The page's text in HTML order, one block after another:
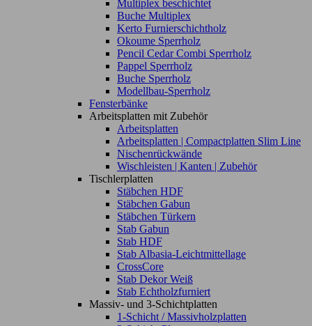
Multiplex beschichtet
Buche Multiplex
Kerto Furnierschichtholz
Okoume Sperrholz
Pencil Cedar Combi Sperrholz
Pappel Sperrholz
Buche Sperrholz
Modellbau-Sperrholz
Fensterbänke
Arbeitsplatten mit Zubehör
Arbeitsplatten
Arbeitsplatten | Compactplatten Slim Line
Nischenrückwände
Wischleisten | Kanten | Zubehör
Tischlerplatten
Stäbchen HDF
Stäbchen Gabun
Stäbchen Türkern
Stab Gabun
Stab HDF
Stab Albasia-Leichtmittellage
CrossCore
Stab Dekor Weiß
Stab Echtholzfurniert
Massiv- und 3-Schichtplatten
1-Schicht / Massivholzplatten